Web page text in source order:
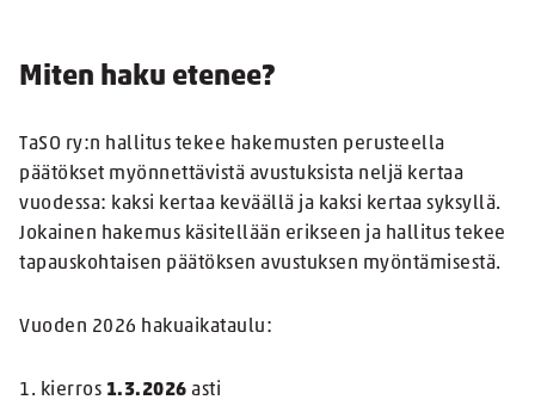
Miten haku etenee?
TaSO ry:n hallitus tekee hakemusten perusteella
päätökset myönnettävistä avustuksista neljä kertaa
vuodessa: kaksi kertaa keväällä ja kaksi kertaa syksyllä.
Jokainen hakemus käsitellään erikseen ja hallitus tekee
tapauskohtaisen päätöksen avustuksen myöntämisestä.
Vuoden 2026 hakuaikataulu:
1. kierros 1.3.2026 asti